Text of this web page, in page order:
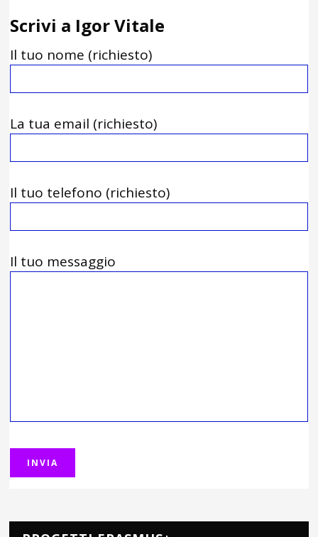
Scrivi a Igor Vitale
Il tuo nome (richiesto)
La tua email (richiesto)
Il tuo telefono (richiesto)
Il tuo messaggio